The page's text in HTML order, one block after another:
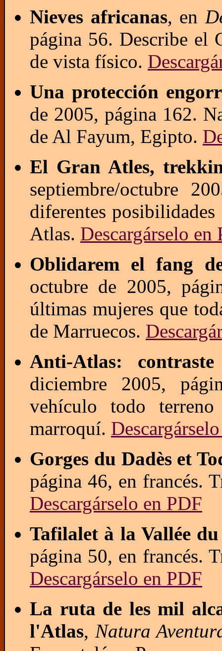
Nieves africanas, en
página 56. Describe el
de vista físico.
Una protección
de 2005, página 162.
de Al Fayum, Egipto.
El Gran Atles,
septiembre/octubre
diferentes
Atlas. Descargárselo en
Oblidarem el fang
octubre de 2005,
últimas mujeres que
de Marruecos.
Anti-Atlas:
diciembre 2005,
vehículo todo
marroquí.
Gorges du Dadès et
página 46, en francés.
Descargárselo en PDF
Tafilalet à la Vallée
página 50, en francés.
Descargárselo en PDF
La ruta de les mil
l'Atlas, Natura